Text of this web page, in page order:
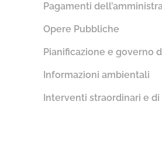
Pagamenti
Opere Pubbliche
Pianificazione e governo
Informazioni ambientali
Interventi straordinari e